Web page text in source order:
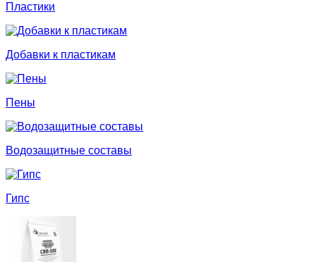
Пластики
Добавки к пластикам
Пены
Водозащитные составы
Гипс